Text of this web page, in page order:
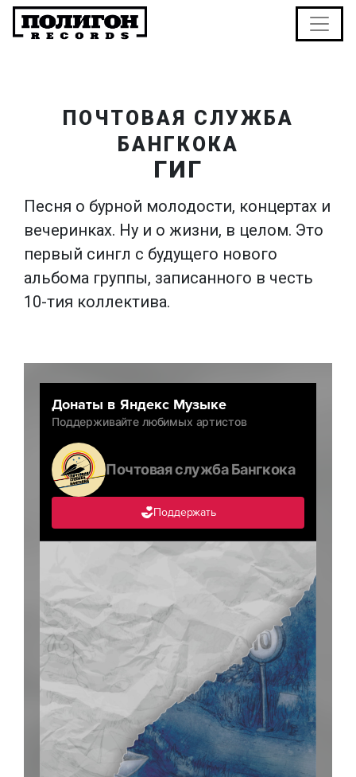
ПОЧТОВАЯ СЛУЖБА
БАНГКОКА
ГИГ
Песня о бурной молодости, концертах и
вечеринках. Ну и о жизни, в целом. Это
первый сингл с будущего нового
альбома группы, записанного в честь
10-тия коллектива.